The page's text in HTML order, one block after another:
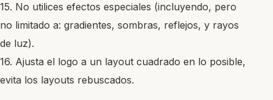
15. No utilices efectos especiales (incluyendo, pero
no limitado a: gradientes, sombras, reflejos, y rayos
de luz).
16. Ajusta el logo a un layout cuadrado en lo posible,
evita los layouts rebuscados.